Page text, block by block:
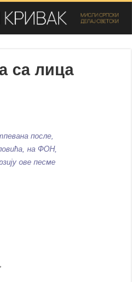
са лица
после,
на ФОН,
ове песме